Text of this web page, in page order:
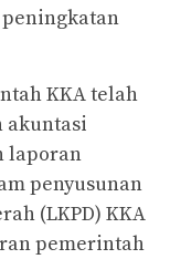
KKA telah
akuntasi
laporan
penyusunan
(LKPD) KKA
pemerintah